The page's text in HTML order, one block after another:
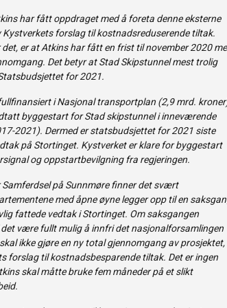
har fått oppdraget med å foreta denne eksterne
forslag til kostnadsreduserende tiltak.
det, er at Atkins har fått en frist til november 2020
Det betyr at Stad Skipstunnel mest trolig
for 2021.
i Nasjonal transportplan (2,9 mrd.
byggestart for Stad skipstunnel i inneværende
2021). Dermed er statsbudsjettet for 2021 siste
på Stortinget. Kystverket er klare for byggestart
og oppstartbevilgning fra regjeringen.
på Sunnmøre finner det svært
med åpne øyne legger opp til en
fattede vedtak i Stortinget. Om saksgangen
være fullt mulig å innfri det nasjonalforsamlingen
ikke gjøre en ny total gjennomgang av prosjektet,
forslag til kostnads­besparende tiltak. Det er ingen
skal måtte bruke fem måneder på et slikt